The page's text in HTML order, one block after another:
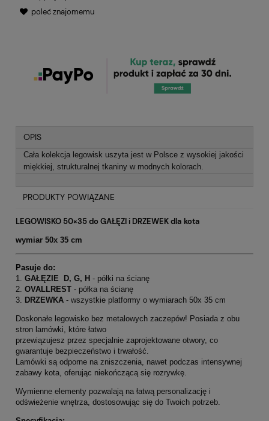
poleć znajomemu
OPIS
Cała kolekcja legowisk uszyta jest w Polsce z wysokiej jakości
miękkiej, strukturalnej tkaniny w modnych kolorach.
PRODUKTY POWIĄZANE
LEGOWISKO 50×35 do GAŁĘZI i DRZEWEK dla kota
wymiar 50x 35 cm
Pasuje do:
1. GAŁĘZIE D, G, H - półki na ścianę
2. OVALLREST - półka na ścianę
3.
DRZEWKA - wszystkie platformy o wymiarach 50x 35 cm
Doskonałe legowisko bez metalowych zaczepów! Posiada z obu
stron lamówki, które łatwo
przewiązujesz przez specjalnie zaprojektowane otwory, co
gwarantuje bezpieczeństwo i trwałość.
Lamówki są odporne na zniszczenia, nawet podczas intensywnej
zabawy kota, oferując niekończącą się rozrywkę.
Wymienne elementy pozwalają na łatwą personalizację i
odświeżenie wnętrza, dostosowując się do Twoich potrzeb.